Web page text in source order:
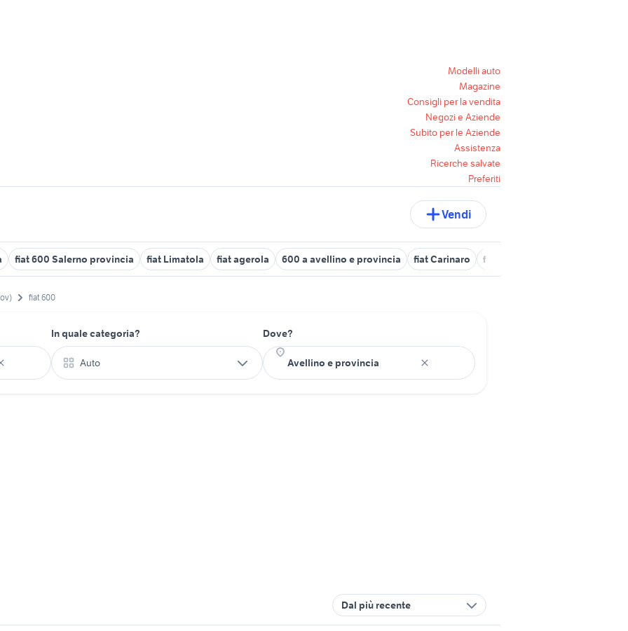
Modelli auto
Magazine
Consigli per la vendita
Negozi e Aziende
Subito per le Aziende
Assistenza
Ricerche salvate
Preferiti
Vendi
fiat 600 Salerno provincia fiat Limatola fiat agerola 600 a avellino e provincia fiat Carinaro fiat vitulazio
fiat 600
In quale categoria?
Auto
Dove?
Dal più recente